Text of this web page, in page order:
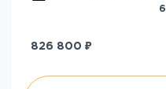
826 800 ₽